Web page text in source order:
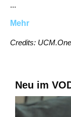
...
Mehr
Credits: UCM.One
Neu im